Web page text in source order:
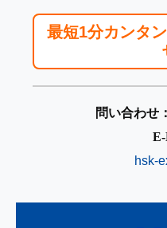
最短1分カンタ
問い合わせ
hsk-